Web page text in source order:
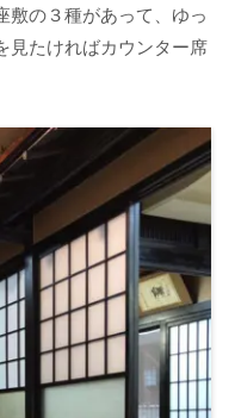
敷の３種があって、ゆっ
見たければカウンター席